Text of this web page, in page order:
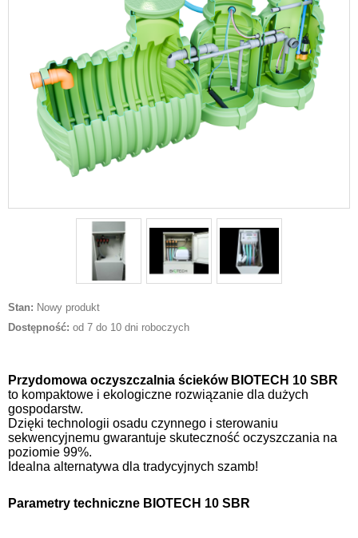
Stan: Nowy produkt
Dostępność: od 7 do 10 dni roboczych
Przydomowa oczyszczalnia ścieków BIOTECH 10 SBR
to kompaktowe i ekologiczne rozwiązanie dla dużych
gospodarstw.
Dzięki technologii osadu czynnego i sterowaniu
sekwencyjnemu gwarantuje skuteczność oczyszczania na
poziomie 99%.
Idealna alternatywa dla tradycyjnych szamb!
Parametry techniczne BIOTECH 10 SBR